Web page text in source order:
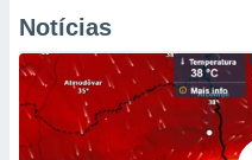
Notícias